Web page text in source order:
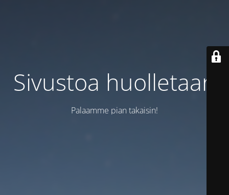
Sivustoa huolletaan
Palaamme pian takaisin!